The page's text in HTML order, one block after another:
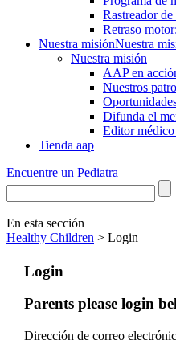
Rastre​​ador
Retraso
Nuestra misiónNuestra
Nuestra misión
AAP en
Nuestros
Difunda el
Editor
Tienda aap
Encuentre un Pediatra
En esta sección
Healthy Children > Login
Login
Parents please login
Dirección de correo